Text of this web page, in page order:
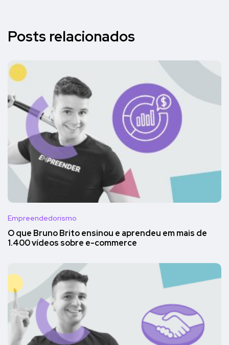
Posts relacionados
Empreendedorismo
O que Bruno Brito ensinou e aprendeu em mais de
1.400 vídeos sobre e-commerce